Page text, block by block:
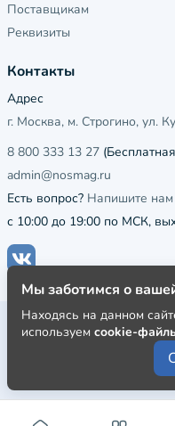
Поставщикам
Реквизиты
Контакты
Адрес
г. Москва, м. Строгино, ул.
8 800 333 13 27
admin@nosmag.ru
Есть вопрос? Напишите нам
с 10:00 до 19:00 по МСК,
Публичная оферта
Пользовательское
Политика
Мы заботимся о
Находясь на данном
используем cookie-